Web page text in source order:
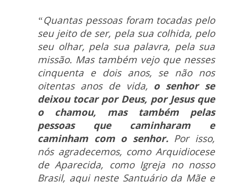
“Quantas pessoas foram tocadas pelo
seu jeito de ser, pela sua colhida, pelo
seu olhar, pela sua palavra, pela sua
missão. Mas também vejo que nesses
cinquenta e dois anos, se não nos
oitentas anos de vida, o senhor se
deixou tocar por Deus, por Jesus que
o chamou, mas também pelas
pessoas que caminharam e
caminham com o senhor.Por isso,
nós agradecemos, como Arquidiocese
de Aparecida, como Igreja no nosso
Brasil, aqui neste Santuário da Mãe e